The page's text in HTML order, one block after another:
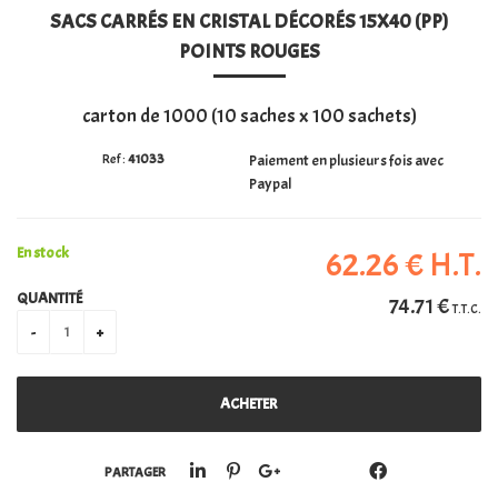
SACS CARRÉS EN CRISTAL DÉCORÉS 15X40 (PP)
POINTS ROUGES
carton de 1000 (10 saches x 100 sachets)
Paiement en plusieurs fois avec
Paypal
41033
62.26€ H.T.
74.71€T.T.C.
En stock
QUANTITÉ
PARTAGER